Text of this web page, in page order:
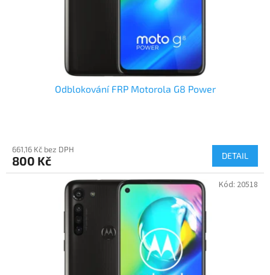
Odblokování FRP Motorola G8 Power
661,16 Kč bez DPH
800 Kč DETAIL
Kód: 20518